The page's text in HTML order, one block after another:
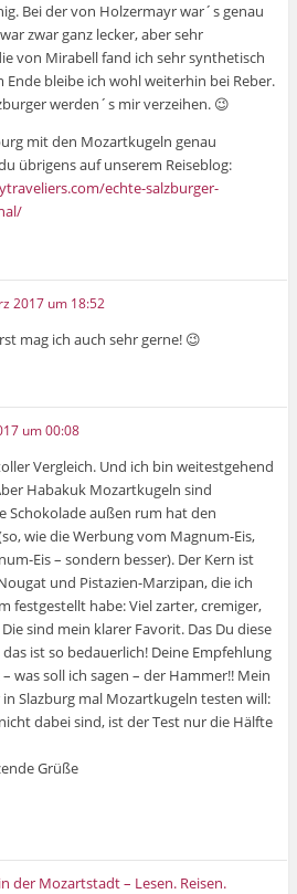
Bei der von Holzermayr war´s genau
zwar ganz lecker, aber sehr
von Mirabell fand ich sehr synthetisch
Ende bleibe ich wohl weiterhin bei Reber.
werden´s mir verzeihen. 😉
mit den Mozartkugeln genau
übrigens auf unserem Reiseblog:
echte-salzburger-
2017 um 18:52
mag ich auch sehr gerne! 😉
um 00:08
Vergleich. Und ich bin weitestgehend
Habakuk Mozartkugeln sind
Schokolade außen rum hat den
wie die Werbung vom Magnum-Eis,
Eis – sondern besser). Der Kern ist
und Pistazien-Marzipan, die ich
festgestellt habe: Viel zarter, cremiger,
sind mein klarer Favorit. Das Du diese
ist so bedauerlich! Deine Empfehlung
was soll ich sagen – der Hammer!! Mein
Slazburg mal Mozartkugeln testen will:
dabei sind, ist der Test nur die Hälfte
Grüße
der Mozartstadt – Lesen. Reisen.